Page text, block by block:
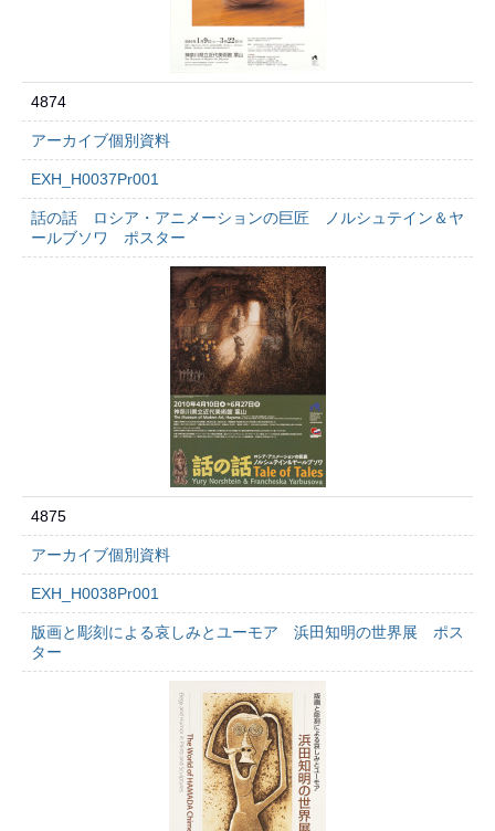
4874
アーカイブ個別資料
EXH_H0037Pr001
話の話 ロシア・アニメーションの巨匠 ノルシュテイン＆ヤ
ールブソワ ポスター
4875
アーカイブ個別資料
EXH_H0038Pr001
版画と彫刻による哀しみとユーモア 浜田知明の世界展 ポス
ター